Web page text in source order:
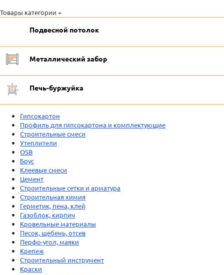
Товары категории +
Подвесной потолок
Металлический забор
Печь-буржуйка
Гипсокартон
Профиль для гипсокартона и комплектующие
Строительные смеси
Утеплители
OSB
Брус
Клеевые смеси
Цемент
Строительные сетки и арматура
Строительная химия
Герметик, пена, клей
Газоблок, кирпич
Кровельные материалы
Песок, щебень, отсев
Перфо-угол, маяки
Крепеж
Строительный инструмент
Краски